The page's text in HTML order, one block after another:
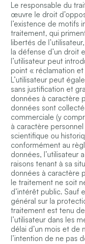
Le responsable du
œuvre le droit
l’existence de motifs
traitement, qui
libertés de
la défense d’un droit
l’utilisateur peut
point « réclamation
L’utilisateur peut
sans justification et
données à caractère
données sont
commerciale (y
à caractère
scientifique ou
conformément au
données, l’utilisateur
raisons tenant à sa
données à caractère
le traitement ne soit
d’intérêt public. Sauf
général sur la
traitement est tenu
l’utilisateur dans les
délai d’un mois et de
l’intention de ne pas